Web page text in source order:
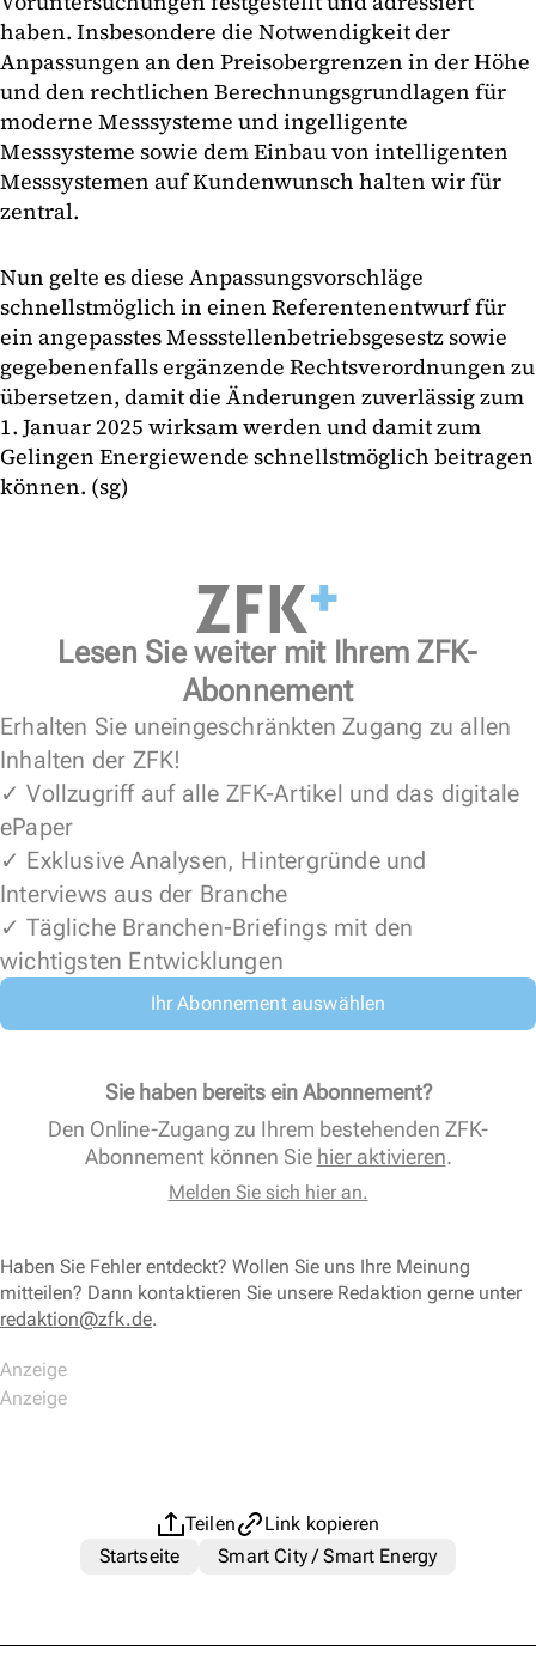
haben. Insbesondere die Notwendigkeit der
Anpassungen an den Preisobergrenzen in der Höhe
und den rechtlichen Berechnungsgrundlagen für
moderne Messsysteme und ingelligente
Messsysteme sowie dem Einbau von intelligenten
Messsystemen auf Kundenwunsch halten wir für
zentral.
Nun gelte es diese Anpassungsvorschläge
schnellstmöglich in einen Referentenentwurf für
ein angepasstes Messstellenbetriebsgesestz sowie
gegebenenfalls ergänzende Rechtsverordnungen zu
übersetzen, damit die Änderungen zuverlässig zum
1. Januar 2025 wirksam werden und damit zum
Gelingen Energiewende schnellstmöglich beitragen
können. (sg)
Lesen Sie weiter mit Ihrem ZFK-
Abonnement
Erhalten Sie uneingeschränkten Zugang zu allen
Inhalten der ZFK!
✓ Vollzugriff auf alle ZFK-Artikel und das digitale
ePaper
✓ Exklusive Analysen, Hintergründe und
Interviews aus der Branche
✓ Tägliche Branchen-Briefings mit den
wichtigsten Entwicklungen
Ihr Abonnement auswählen
Sie haben bereits ein Abonnement?
Den Online-Zugang zu Ihrem bestehenden ZFK-
Abonnement können Sie hier aktivieren.
Melden Sie sich hier an.
Haben Sie Fehler entdeckt? Wollen Sie uns Ihre Meinung
mitteilen? Dann kontaktieren Sie unsere Redaktion gerne unter
redaktion@zfk.de.
Teilen
Link kopieren
Startseite
Smart City / Smart Energy